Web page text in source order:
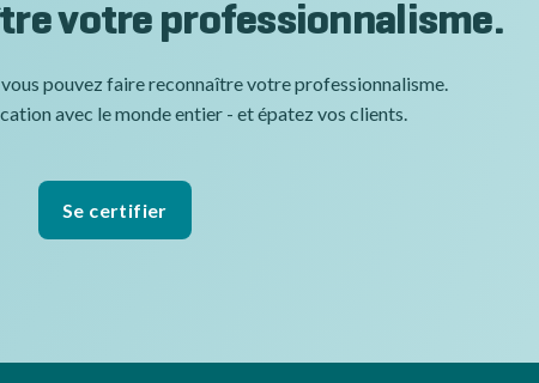
votre professionnalisme.
pouvez faire reconnaître votre professionnalisme.
avec le monde entier - et épatez vos clients.
Se certifier